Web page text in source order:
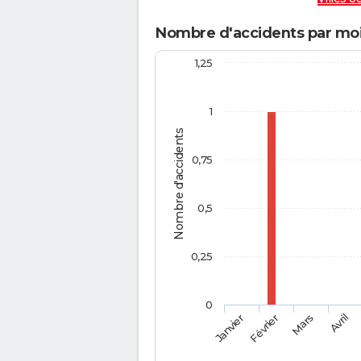
Nombre d'accidents par
Nombre d'accidents
JanvierFévrier Mars Avril
0
1
0,25
0,5
0,75
1,25